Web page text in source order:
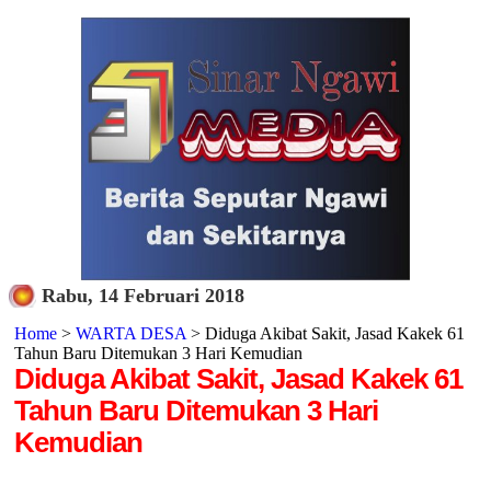
Rabu, 14 Februari 2018
Home> WARTA DESA > Diduga Akibat Sakit, Jasad Kakek 61
Tahun Baru Ditemukan 3 Hari Kemudian
Diduga Akibat Sakit, Jasad Kakek 61
Tahun Baru Ditemukan 3 Hari
Kemudian